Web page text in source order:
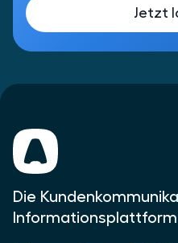
Jetzt
Die
Informationsplattform